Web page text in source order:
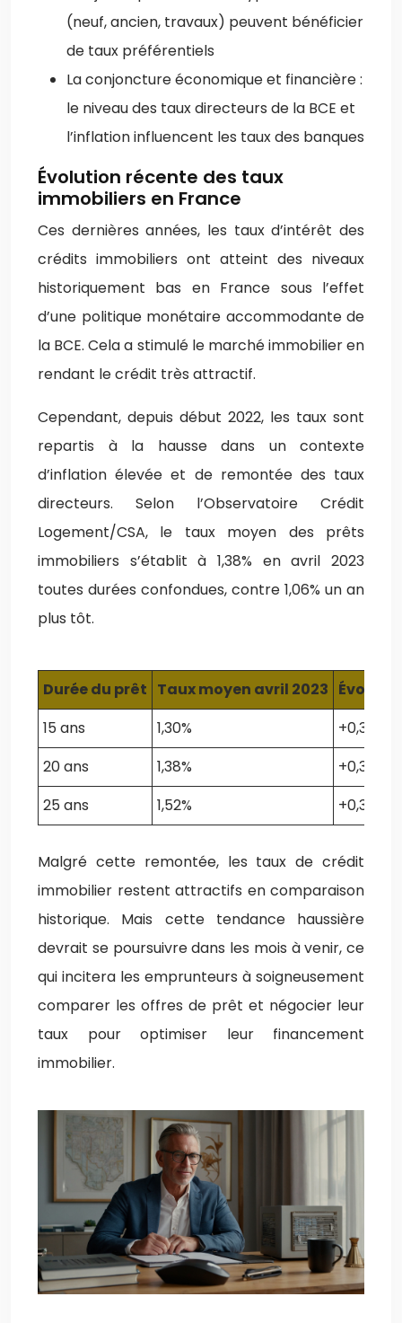
(neuf, ancien, travaux) peuvent bénéficier
de taux préférentiels
La conjoncture économique et financière :
le niveau des taux directeurs de la BCE et
l’inflation influencent les taux des banques
Évolution récente des taux
immobiliers en France
Ces dernières années, les taux d’intérêt des
crédits immobiliers ont atteint des niveaux
historiquement bas en France sous l’effet
d’une politique monétaire accommodante de
la BCE. Cela a stimulé le marché immobilier en
rendant le crédit très attractif.
Cependant, depuis début 2022, les taux sont
repartis à la hausse dans un contexte
d’inflation élevée et de remontée des taux
directeurs. Selon l’Observatoire Crédit
Logement/CSA, le taux moyen des prêts
immobiliers s’établit à 1,38% en avril 2023
toutes durées confondues, contre 1,06% un an
plus tôt.
Durée du prêt Taux moyen avril 2023
15 ans
1,30%
+0,35%
20 ans
1,38%
+0,32%
25 ans
1,52% +0,31%
Malgré cette remontée, les taux de crédit
immobilier restent attractifs en comparaison
historique. Mais cette tendance haussière
devrait se poursuivre dans les mois à venir, ce
qui incitera les emprunteurs à soigneusement
comparer les offres de prêt et négocier leur
taux pour optimiser leur financement
immobilier.